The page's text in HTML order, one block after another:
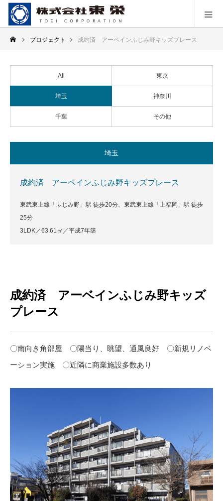
プロジェクト 成約済 アーベインふじみ野キッズプレース
All 東京
埼玉 神奈川
千葉 その他
埼玉
成約済 アーベインふじみ野キッズプレース
東武東上線「ふじみ野」駅 徒歩20分、東武東上線「上福岡」駅 徒歩
25分
3LDK／63.61㎡／平成7年築
成約済 アーベインふじみ野キッズ
プレース
〇南向き角部屋 〇陽当り、眺望、通風良好 〇新規リノベ
ーション実施 〇近隣に商業施設多数あり